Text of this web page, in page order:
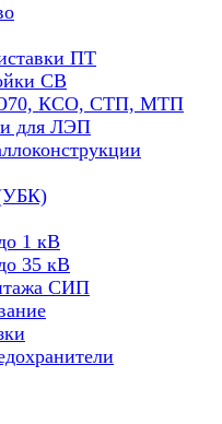
ПТ
СВ
КСО, СТП, МТП
для ЛЭП
1 кВ
35 кВ
СИП